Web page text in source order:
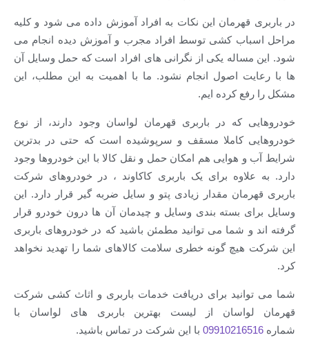
قهرمان این نکات به افراد آموزش داده می شود و کلیه
کشی توسط افراد مجرب و آموزش دیده انجام می
یکی از نگرانی های افراد است که حمل وسایل آن
اصول انجام نشود. ما با اهمیت به این مطلب، این
کرده ایم.
که در باربری قهرمان لواسان وجود دارند، از نوع
کاملا مسقف و سرپوشیده است که حتی در بدترین
هوایی هم امکان حمل و نقل کالا با این خودروها وجود
برای یک باربری کاکاوند ، در خودروهای شرکت
مقدار زیادی پتو و سایل ضربه گیر قرار دارد. این
بسته بندی وسایل و چیدمان آن ها درون خودرو قرار
و شما می توانید مطمئن باشید که در خودروهای باربری
گونه خطری سلامت کالاهای شما را تهدید نخواهد
برای دریافت خدمات باربری و اثاث کشی شرکت
از لیست بهترین باربری های لواسان با
با این شرکت در تماس باشید.